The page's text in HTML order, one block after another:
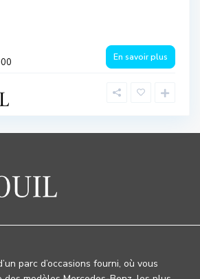
En savoir plus
parc d’occasions fourni, où vous